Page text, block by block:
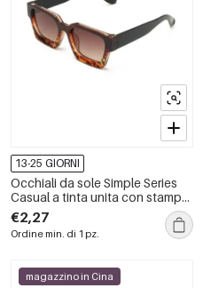
13-25 GIORNI
Occhiali da sole Simple Series
Casual a tinta unita con stampa
leopardata e sfumature di
colore miste.
€2,27
Ordine min. di 1 pz.
magazzino in Cina